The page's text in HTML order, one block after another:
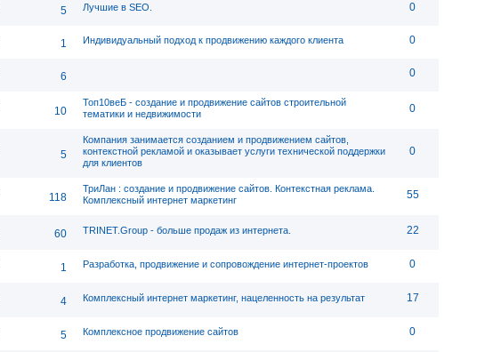
5 Лучшие в SEO. 0
1 Индивидуальный подход к продвижению каждого клиента 0
6 0
10
Топ10веБ - создание и продвижение сайтов строительной
тематики и недвижимости
0
5
Компания занимается созданием и продвижением сайтов,
контекстной рекламой и оказывает услуги технической поддержки
для клиентов
0
118
ТриЛан : создание и продвижение сайтов. Контекстная реклама.
Комплексный интернет маркетинг
55
60 TRINET.Group - больше продаж из интернета. 22
1 Разработка, продвижение и сопровождение интернет-проектов 0
4 Комплексный интернет маркетинг, нацеленность на результат 17
5 Комплексное продвижение сайтов 0